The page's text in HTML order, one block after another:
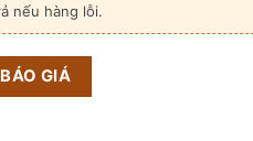
nếu hàng lỗi.
GIÁ